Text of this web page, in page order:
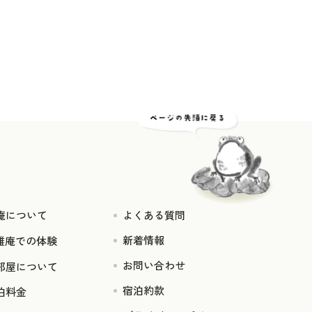
について
庵での体験
屋について
料金
よくある質問
新着情報
お問い合わせ
宿泊約款